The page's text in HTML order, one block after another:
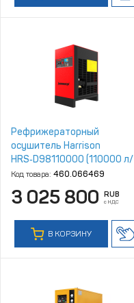
Рефрижераторный
осушитель Harrison
HRS‑D98110000 (110000 л/
мин, 4‑16 бар)
Код товара: 460.066469
3 025 800 RUB
с НДС
В КОРЗИНУ